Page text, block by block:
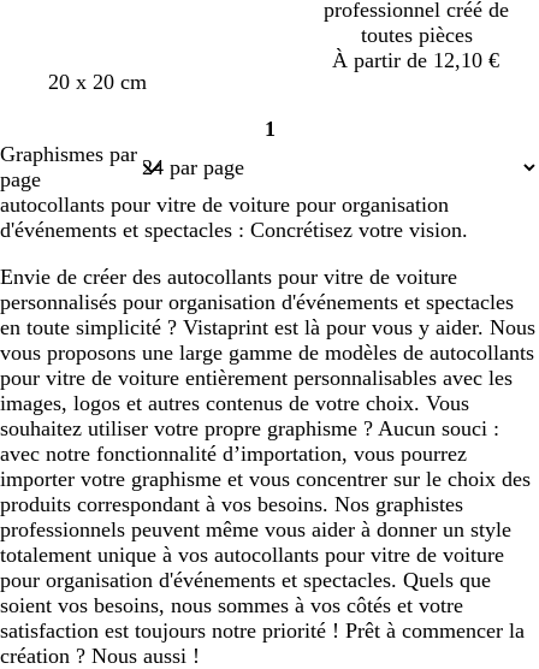
v
t
o
r
t
r
e
t
q
o
i
e
f
v
20 x 20 cm
professionnel créé de
toutes pièces
À partir de 12,10 €
Page
1
Graphismes par
page
autocollants pour vitre de voiture pour organisation
d'événements et spectacles : Concrétisez votre vision.
Envie de créer des autocollants pour vitre de voiture
personnalisés pour organisation d'événements et spectacles
en toute simplicité ? Vistaprint est là pour vous y aider. Nous
vous proposons une large gamme de modèles de autocollants
pour vitre de voiture entièrement personnalisables avec les
images, logos et autres contenus de votre choix. Vous
souhaitez utiliser votre propre graphisme ? Aucun souci :
avec notre fonctionnalité d’importation, vous pourrez
importer votre graphisme et vous concentrer sur le choix des
produits correspondant à vos besoins. Nos graphistes
professionnels peuvent même vous aider à donner un style
totalement unique à vos autocollants pour vitre de voiture
pour organisation d'événements et spectacles. Quels que
soient vos besoins, nous sommes à vos côtés et votre
satisfaction est toujours notre priorité ! Prêt à commencer la
création ? Nous aussi !